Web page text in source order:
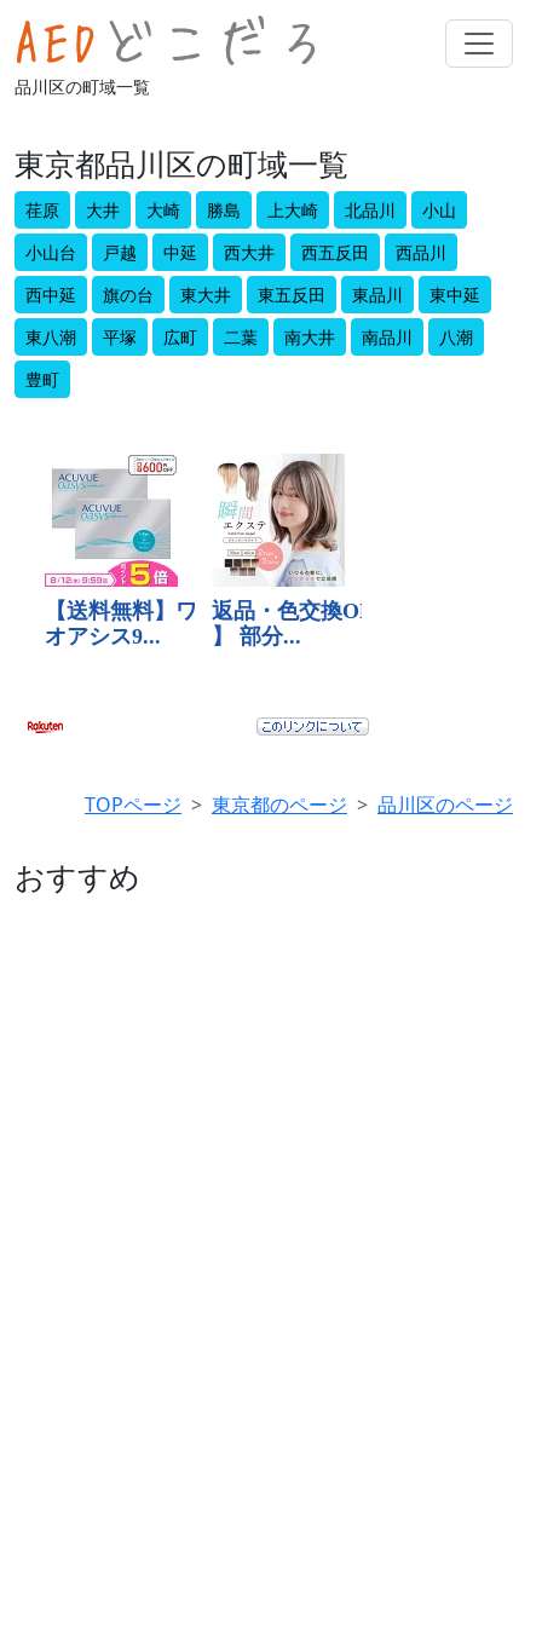
品川区の町域一覧
東京都品川区の町域一覧
荏原 大井 大崎 勝島 上大崎 北品川
小山
小山台
戸越 中延 西大井 西五反田
西品川
西中延
旗の台 東大井 東五反田 東品川
東中延
東八潮
平塚 広町 二葉 南大井 南品川
八潮
豊町
TOPページ 東京都のページ 品川区のページ
おすすめ